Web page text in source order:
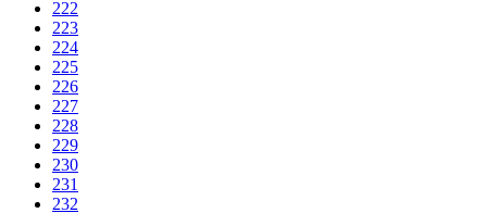
222
223
224
225
226
227
228
229
230
231
232